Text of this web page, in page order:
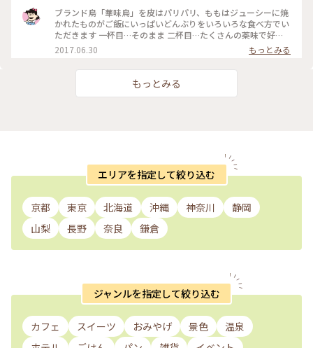
ブランド鳥「華味鳥」を皮はパリパリ、ももはジューシーに焼
かれたものがご飯にいっぱいどんぶりをいろいろな食べ方でい
ただきます 一杯目…そのまま 二杯目…たくさんの薬味で好み
のお味で 三杯目…特製醤油たれの温泉卵で 四杯目…水炊きス
ープをかけて どの食べ方のめちゃくちゃ美味しくて感動(*
´Д`*)ﾟ. #とりまぶし#中洲
2017.06.30 もっとみる
もっとみる
エリアを指定して絞り込む
京都 東京 北海道 沖縄 神奈川
静岡
山梨
長野 奈良 鎌倉
ジャンルを指定して絞り込む
カフェ スイーツ おみやげ 景色
温泉